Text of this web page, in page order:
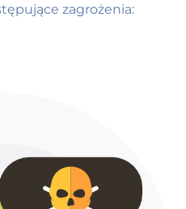
zagrożenia: